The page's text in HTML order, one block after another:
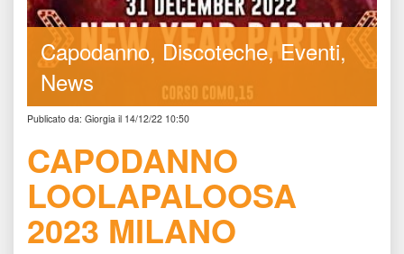
Capodanno Discoteche Eventi
New
Publicato da: Giorgia il 14/12/22 10:50
CAPODANNO
LOOLAPALOOSA
2023 MILANO